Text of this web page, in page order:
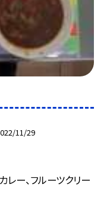
11/29
レー、フルーツクリー